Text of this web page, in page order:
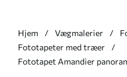
Hjem Vægmalerier
Fototapeter med træer
Fototapet Amandier